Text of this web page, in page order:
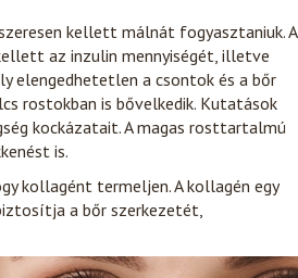
kellett málnát fogyasztaniuk. A
az inzulin mennyiségét, illetve
elengedhetetlen a csontok és a bőr
rostokban is bővelkedik. Kutatások
kockázatait. A magas rosttartalmú
is.
kollagént termeljen. A kollagén egy
a bőr szerkezetét,